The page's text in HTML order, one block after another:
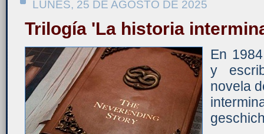
LUNES, 25 DE AGOSTO DE 2025
Trilogía 'La historia
En
y
novela